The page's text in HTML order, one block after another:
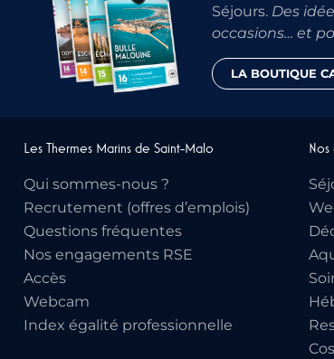
Séjours. Des
occasions… et
LA BOUTIQUE
Les Thermes Marins de Saint-Malo
Qui sommes-nous ?
Recrutement (offres d’emplois)
Questions fréquentes
Nos engagements RSE
Accès
Webcam
Index égalité professionnelle
Nos